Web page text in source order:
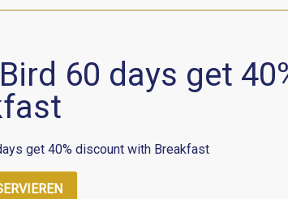
60 days get
get 40% discount with Breakfast